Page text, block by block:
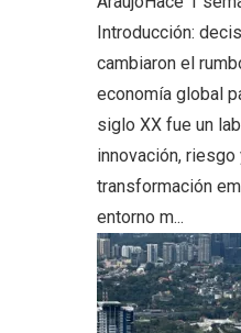
Introducción:
cambiaron el
economía global
siglo XX fue un
innovación, riesgo
transformación
entorno m...